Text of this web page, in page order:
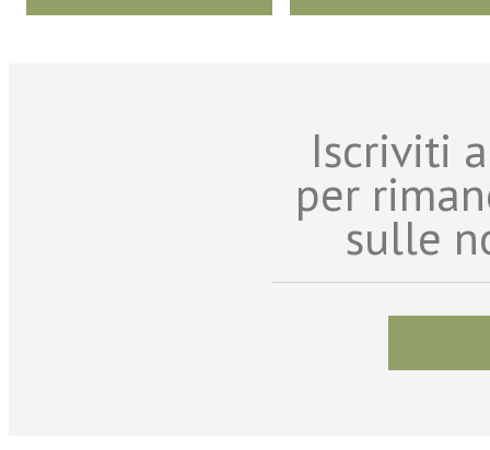
Iscriviti
per
sulle